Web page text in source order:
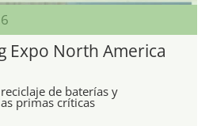
Expo North America
de baterías y
primas críticas